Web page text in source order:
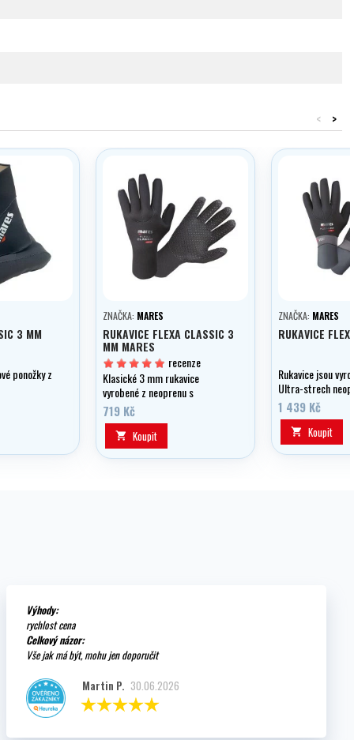
>
<
3 MM
ponožky z
ZNAČKA: MARES
RUKAVICE FLEXA CLASSIC 3
MM MARES
recenze
Klasické 3 mm rukavice
vyrobené z neoprenu s
pogumovanou dlaňovou částí.
719 Kč
 Koupit
ZNAČKA: MARES
RUKAVICE
Rukavice jsou
Ultra-strech
inovativní střih.
1 439 Kč
 Koupit
Výhody:
rychlost cena
Celkový názor:
Vše jak má být, mohu jen doporučit
Martin P. 30.06.2026